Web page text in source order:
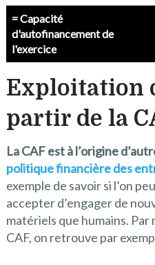
= Capacité
d'autofinancement de
l'exercice
Exploitation
partir de la
La CAF est à l’origine
politique financière des
exemple de savoir si l’on
accepter d’engager de
matériels que humains. Par
CAF, on retrouve par